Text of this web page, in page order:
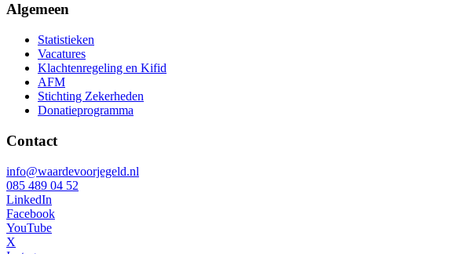
Algemeen
Statistieken
Vacatures
Klachtenregeling en Kifid
AFM
Stichting Zekerheden
Donatieprogramma
Contact
info@waardevoorjegeld.nl
085 489 04 52
LinkedIn
Facebook
YouTube
X